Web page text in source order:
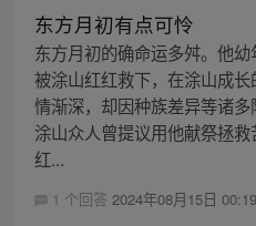
东方月初有点可怜
东方月初的确命运多舛。他
被涂山红红救下，在涂山成
情渐深，却因种族差异等诸多
涂山众人曾提议用他献祭拯
红...
1 个回答 2024年08月15日 00:19